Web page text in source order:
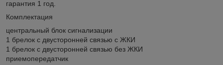
гарантия 1 год.
Комплектация
центральный блок сигнализации
1 брелок с двусторонней связью с ЖКИ
1 брелок с двусторонней связью без ЖКИ
приемопередатчик